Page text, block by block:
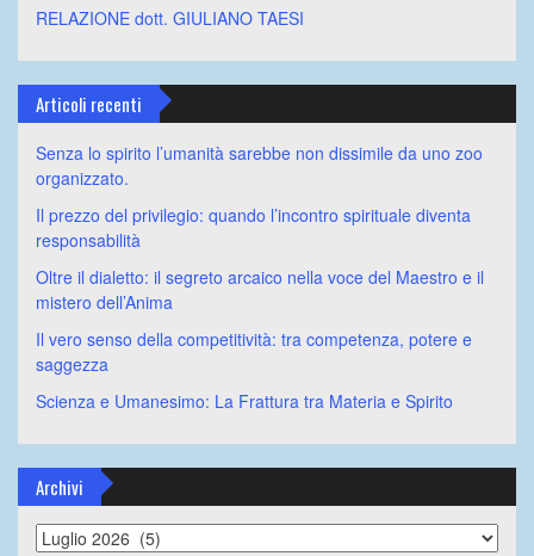
RELAZIONE dott. GIULIANO TAESI
Articoli recenti
Senza lo spirito l’umanità sarebbe non dissimile da uno zoo
organizzato.
Il prezzo del privilegio: quando l’incontro spirituale diventa
responsabilità
Oltre il dialetto: il segreto arcaico nella voce del Maestro e il
mistero dell’Anima
Il vero senso della competitività: tra competenza, potere e
saggezza
Scienza e Umanesimo: La Frattura tra Materia e Spirito
Archivi
Archivi